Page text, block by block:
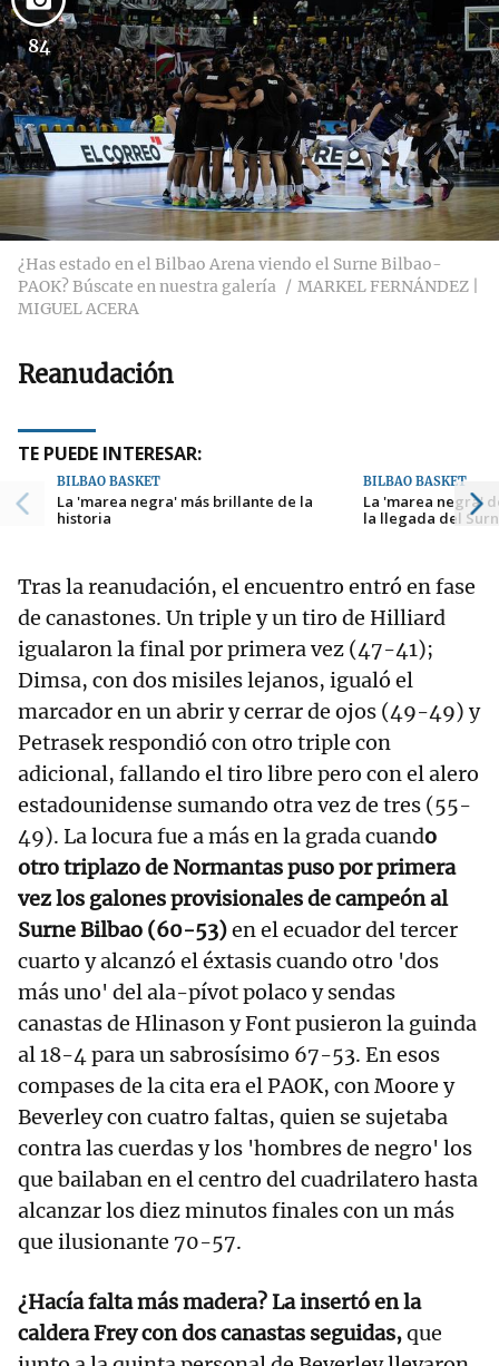
84
¿Has estado en el Bilbao Arena viendo el Surne Bilbao-
PAOK? Búscate en nuestra galería
MARKEL FERNÁNDEZ |
MIGUEL ACERA
Reanudación
TE PUEDE INTERESAR:
BILBAO BASKET
La 'marea negra' más brillante de la
historia
BILBAO BASKET
La 'marea negra'
la llegada del
Tras la reanudación, el encuentro entró en fase
de canastones. Un triple y un tiro de Hilliard
igualaron la final por primera vez (47-41);
Dimsa, con dos misiles lejanos, igualó el
marcador en un abrir y cerrar de ojos (49-49) y
Petrasek respondió con otro triple con
adicional, fallando el tiro libre pero con el alero
estadounidense sumando otra vez de tres (55-
49). La locura fue a más en la grada cuando
otro triplazo de Normantas puso por primera
vez los galones provisionales de campeón al
Surne Bilbao (60-53)en el ecuador del tercer
cuarto y alcanzó el éxtasis cuando otro 'dos
más uno' del ala-pívot polaco y sendas
canastas de Hlinason y Font pusieron la guinda
al 18-4 para un sabrosísimo 67-53. En esos
compases de la cita era el PAOK, con Moore y
Beverley con cuatro faltas, quien se sujetaba
contra las cuerdas y los 'hombres de negro' los
que bailaban en el centro del cuadrilatero hasta
alcanzar los diez minutos finales con un más
que ilusionante 70-57.
¿Hacía falta más madera? La insertó en la
caldera Frey con dos canastas seguidas,que